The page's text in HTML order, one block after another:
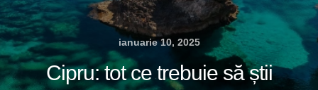
ianuarie 10, 2025
Cipru: tot ce trebuie să știi